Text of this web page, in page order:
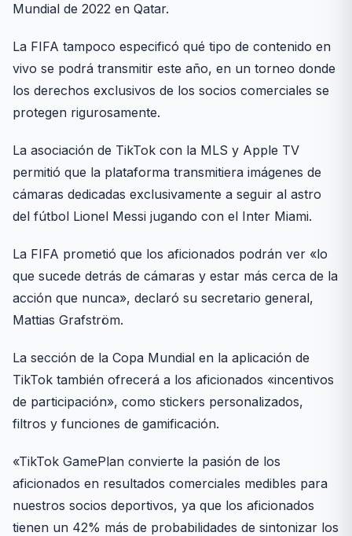
Mundial de 2022 en Qatar.
La FIFA tampoco especificó qué tipo de contenido en
vivo se podrá transmitir este año, en un torneo donde
los derechos exclusivos de los socios comerciales se
protegen rigurosamente.
La asociación de TikTok con la MLS y Apple TV
permitió que la plataforma transmitiera imágenes de
cámaras dedicadas exclusivamente a seguir al astro
del fútbol Lionel Messi jugando con el Inter Miami.
La FIFA prometió que los aficionados podrán ver «lo
que sucede detrás de cámaras y estar más cerca de la
acción que nunca», declaró su secretario general,
Mattias Grafström.
La sección de la Copa Mundial en la aplicación de
TikTok también ofrecerá a los aficionados «incentivos
de participación», como stickers personalizados,
filtros y funciones de gamificación.
«TikTok GamePlan convierte la pasión de los
aficionados en resultados comerciales medibles para
nuestros socios deportivos, ya que los aficionados
tienen un 42% más de probabilidades de sintonizar los